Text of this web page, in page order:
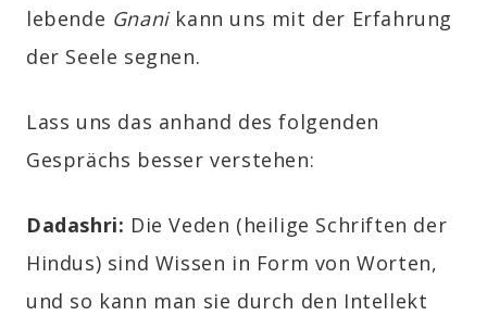
lebende Gnanikann uns mit der Erfahrung
der Seele segnen.
Lass uns das anhand des folgenden
Gesprächs besser verstehen:
Dadashri: Die Veden (heilige Schriften der
Hindus) sind Wissen in Form von Worten,
und so kann man sie durch den Intellekt